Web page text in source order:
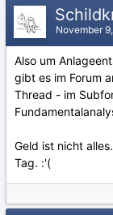
November
Also um
gibt es im Forum
Thread - im
Geld ist nicht
Tag. :'(